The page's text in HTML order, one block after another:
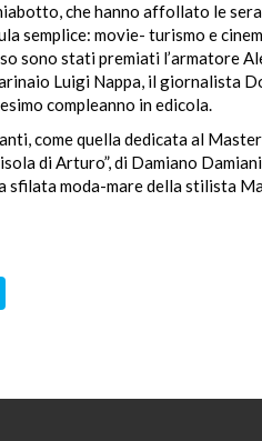
che hanno affollato le
semplice: movie- turismo e
sono stati premiati l’armatore
Luigi Nappa, il giornalista
compleanno in edicola.
come quella dedicata al
di Arturo”, di Damiano
sfilata moda-mare della stilista